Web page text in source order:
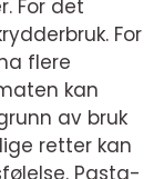
For det
For
flere
kan
av bruk
retter kan